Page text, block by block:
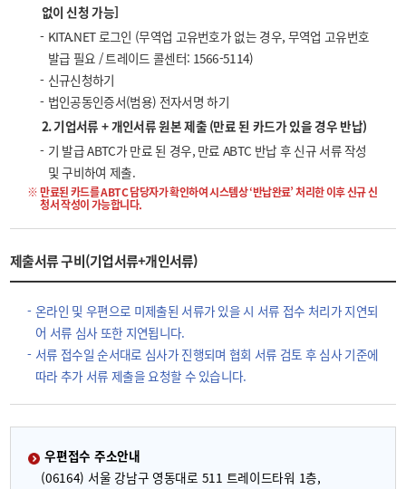
없이 신청 가능]
KITA.NET 로그인 (무역업 고유번호가 없는 경우, 무역업 고유번호
발급 필요 / 트레이드 콜센터: 1566-5114)
신규신청하기
법인공동인증서(범용) 전자서명 하기
2. 기업서류 + 개인서류 원본 제출 (만료 된 카드가 있을 경우 반납)
기 발급 ABTC가 만료 된 경우, 만료 ABTC 반납 후 신규 서류 작성
및 구비하여 제출.
만료된 카드를 ABTC 담당자가 확인하여 시스템상 ‘반납완료’ 처리한 이후 신규 신
청서 작성이 가능합니다.
제출서류 구비(기업서류+개인서류)
온라인 및 우편으로 미제출된 서류가 있을 시 서류 접수 처리가 지연되
어 서류 심사 또한 지연됩니다.
서류 접수일 순서대로 심사가 진행되며 협회 서류 검토 후 심사 기준에
따라 추가 서류 제출을 요청할 수 있습니다.
우편접수 주소안내
(06164) 서울 강남구 영동대로 511 트레이드타워 1층,